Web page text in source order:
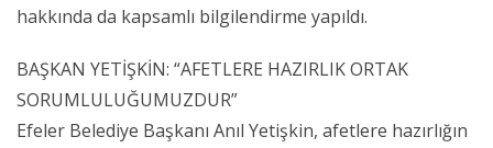
hakkında da kapsamlı bilgilendirme yapıldı.
BAŞKAN YETİŞKİN: “AFETLERE HAZIRLIK ORTAK
SORUMLULUĞUMUZDUR”
Efeler Belediye Başkanı Anıl Yetişkin, afetlere hazırlığın